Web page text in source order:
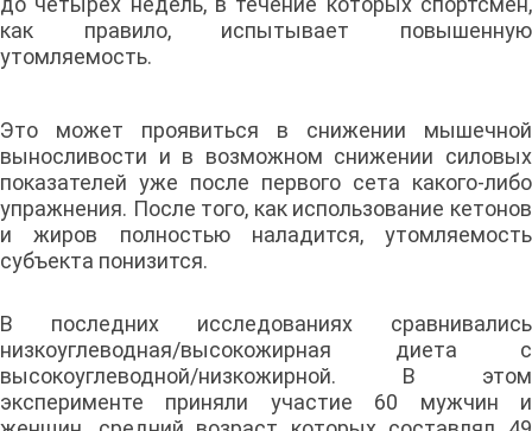
как правило, испытывает повышенную
утомляемость.
Это может проявиться в снижении мышечной
выносливости и в возможном снижении силовых
показателей уже после первого сета какого-либо
упражнения. После того, как использование кетонов
и жиров полностью наладится, утомляемость
субъекта понизится.
В последних исследованиях сравнивались
низкоуглеводная/высокожирная диета с
высокоуглеводной/низкожирной. В этом
эксперименте приняли участие 60 мужчин и